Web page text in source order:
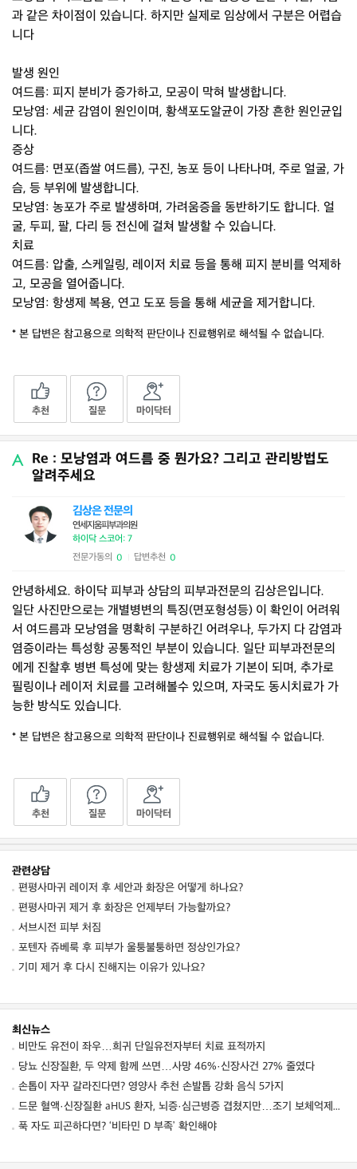
과 같은 차이점이 있습니다. 하지만 실제로 임상에서 구분은 어렵습
니다
발생 원인
여드름: 피지 분비가 증가하고, 모공이 막혀 발생합니다.
모낭염: 세균 감염이 원인이며, 황색포도알균이 가장 흔한 원인균입
니다.
증상
여드름: 면포(좁쌀 여드름), 구진, 농포 등이 나타나며, 주로 얼굴, 가
슴, 등 부위에 발생합니다.
모낭염: 농포가 주로 발생하며, 가려움증을 동반하기도 합니다. 얼
굴, 두피, 팔, 다리 등 전신에 걸쳐 발생할 수 있습니다.
치료
여드름: 압출, 스케일링, 레이저 치료 등을 통해 피지 분비를 억제하
고, 모공을 열어줍니다.
모낭염: 항생제 복용, 연고 도포 등을 통해 세균을 제거합니다.
* 본 답변은 참고용으로 의학적 판단이나 진료행위로 해석될 수 없습니다.
추천 질문 마이닥터
Re : 모낭염과 여드름 중 뭔가요? 그리고 관리방법도
알려주세요
김상은 전문의
연세지움피부과의원
하이닥 스코어: 7
전문가동의 0 답변추천 0
안녕하세요. 하이닥 피부과 상담의 피부과전문의 김상은입니다.
일단 사진만으로는 개별병변의 특징(면포형성등) 이 확인이 어려워
서 여드름과 모낭염을 명확히 구분하긴 어려우나, 두가지 다 감염과
염증이라는 특성항 공통적인 부분이 있습니다. 일단 피부과전문의
에게 진찰후 병변 특성에 맞는 항생제 치료가 기본이 되며, 추가로
필링이나 레이저 치료를 고려해볼수 있으며, 자국도 동시치료가 가
능한 방식도 있습니다.
* 본 답변은 참고용으로 의학적 판단이나 진료행위로 해석될 수 없습니다.
추천 질문 마이닥터
관련상담
편평사마귀 레이저 후 세안과 화장은 어떻게 하나요?
편평사마귀 제거 후 화장은 언제부터 가능할까요?
서브시전 피부 처짐
포텐자 쥬베룩 후 피부가 울퉁불퉁하면 정상인가요?
기미 제거 후 다시 진해지는 이유가 있나요?
최신뉴스
비만도 유전이 좌우…희귀 단일유전자부터 치료 표적까지
당뇨 신장질환, 두 약제 함께 쓰면…사망 46%·신장사건 27% 줄였다
손톱이 자꾸 갈라진다면? 영양사 추천 손발톱 강화 음식 5가지
드문 혈액·신장질환 aHUS 환자, 뇌증·심근병증 겹쳤지만…조기 보체억제치료로 신경학적 회복 보여
푹 자도 피곤하다면? ‘비타민 D 부족’ 확인해야